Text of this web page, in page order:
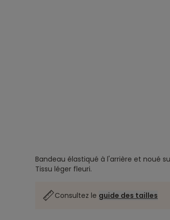
Bandeau élastiqué à l'arrière et noué
Tissu léger fleuri.
Consultez le guide des tailles